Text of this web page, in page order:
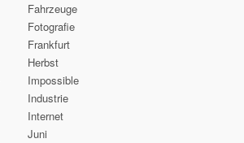
Fahrzeuge
Fotografie
Frankfurt
Herbst
Impossible
Industrie
Internet
Juni